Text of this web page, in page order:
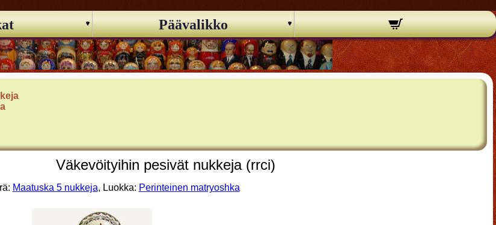
Päävalikko
Väkevöityihin pesivät nukkeja (rrci)
Maatuska 5 nukkeja, Luokka: Perinteinen matryoshka